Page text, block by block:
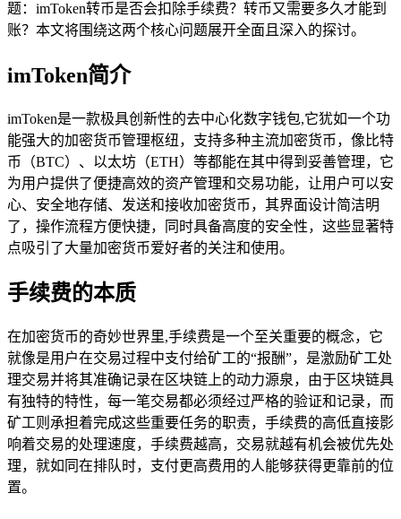
题：imToken转币是否会扣除手续费？转币又需要多久才能到
账？本文将围绕这两个核心问题展开全面且深入的探讨。
imToken简介
imToken是一款极具创新性的去中心化数字钱包,它犹如一个功
能强大的加密货币管理枢纽，支持多种主流加密货币，像比特
币（BTC）、以太坊（ETH）等都能在其中得到妥善管理，它
为用户提供了便捷高效的资产管理和交易功能，让用户可以安
心、安全地存储、发送和接收加密货币，其界面设计简洁明
了，操作流程方便快捷，同时具备高度的安全性，这些显著特
点吸引了大量加密货币爱好者的关注和使用。
手续费的本质
在加密货币的奇妙世界里,手续费是一个至关重要的概念，它
就像是用户在交易过程中支付给矿工的“报酬”，是激励矿工处
理交易并将其准确记录在区块链上的动力源泉，由于区块链具
有独特的特性，每一笔交易都必须经过严格的验证和记录，而
矿工则承担着完成这些重要任务的职责，手续费的高低直接影
响着交易的处理速度，手续费越高，交易就越有机会被优先处
理，就如同在排队时，支付更高费用的人能够获得更靠前的位
置。